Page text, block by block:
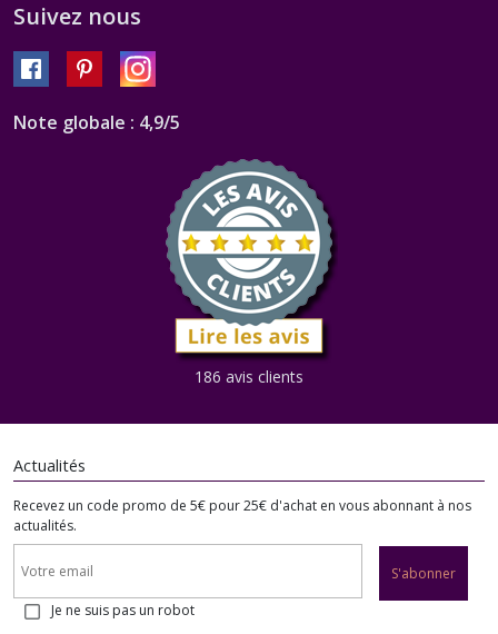
Suivez nous
Note globale : 4,9/5
186 avis clients
Actualités
Recevez un code promo de 5€ pour 25€ d'achat en vous abonnant à nos
actualités.
S'abonner
Je ne suis pas un robot